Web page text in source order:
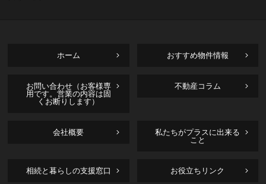
ホーム おすすめ物件情報
お問い合わせ（お客様専
用です。営業の内容は固
くお断りします）
不動産コラム
会社概要
私たちがプラスに出来る
こと
相続と暮らしの支援窓口 お役立ちリンク